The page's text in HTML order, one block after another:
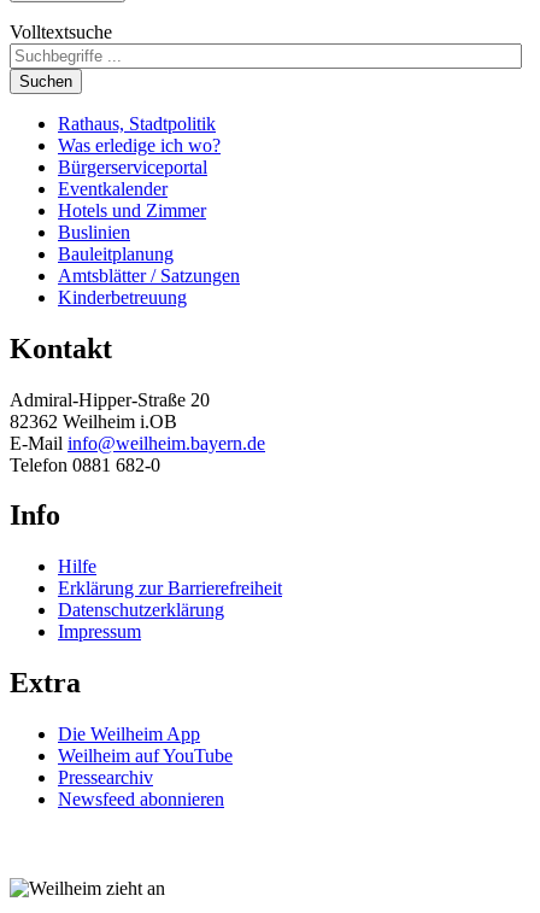
Volltextsuche
Suchen
Rathaus, Stadtpolitik
Was erledige ich wo?
Bürgerserviceportal
Eventkalender
Hotels und Zimmer
Buslinien
Bauleitplanung
Amtsblätter / Satzungen
Kinderbetreuung
Kontakt
Admiral-Hipper-Straße 20
82362 Weilheim i.OB
E-Mail info@weilheim.bayern.de
Telefon 0881 682-0
Info
Hilfe
Erklärung zur Barrierefreiheit
Datenschutzerklärung
Impressum
Extra
Die Weilheim App
Weilheim auf YouTube
Pressearchiv
Newsfeed abonnieren